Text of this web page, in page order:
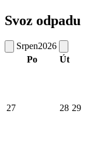
Svoz odpadu
Srpen2026
Po
Út
27 28 29